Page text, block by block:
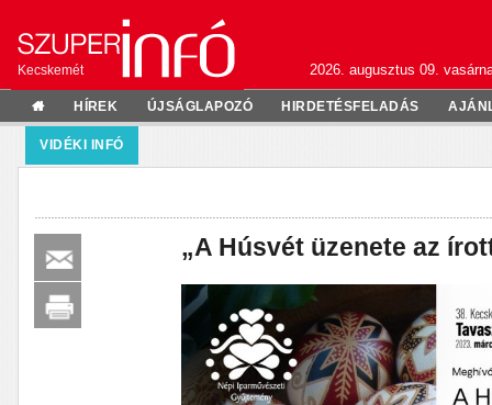
Kecskemét 2026. augusztus 09.
HÍREK ÚJSÁGLAPOZÓ HIRDETÉSFELADÁS
VIDÉKI INFÓ
„A Húsvét üzenete az